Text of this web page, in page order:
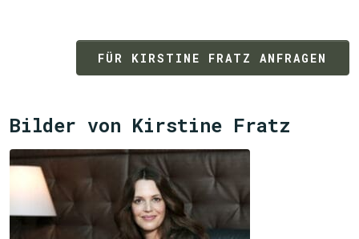
FÜR KIRSTINE FRATZ ANFRAGEN
Bilder von Kirstine Fratz